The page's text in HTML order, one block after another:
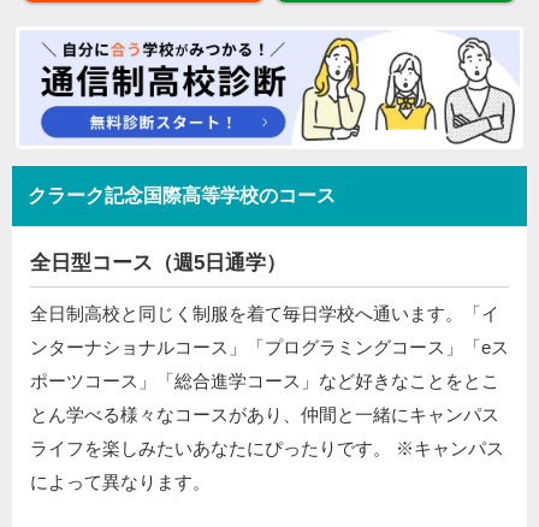
クラーク記念国際高等学校のコース
全日型コース（週5日通学）
全日制高校と同じく制服を着て毎日学校へ通います。「イ
ンターナショナルコース」「プログラミングコース」「eス
ポーツコース」「総合進学コース」など好きなことをとこ
とん学べる様々なコースがあり、仲間と一緒にキャンパス
ライフを楽しみたいあなたにぴったりです。 ※キャンパス
によって異なります。